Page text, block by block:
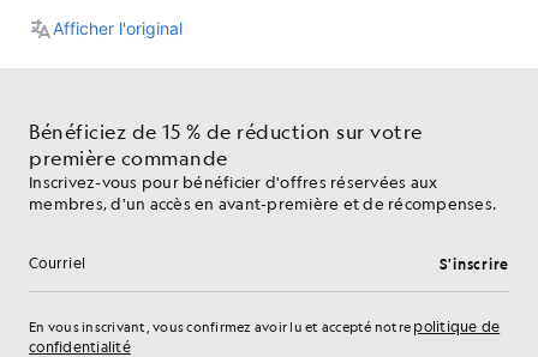
Bénéficiez de 15 % de réduction sur votre
première commande
Inscrivez-vous pour bénéficier d'offres réservées aux
membres, d'un accès en avant-première et de récompenses.
Adresse e-mail S'inscrire
En vous inscrivant, vous confirmez avoir lu et accepté notre politique de
confidentialité